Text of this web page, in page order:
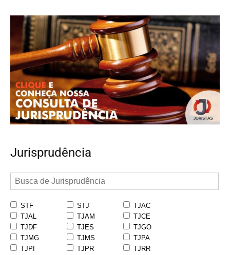
Jurisprudência
STF STJ
TJAC
TJAL
TJAM
TJCE
TJDF
TJES
TJGO
TJMG
TJMS
TJPA
TJPI
TJPR
TJRR